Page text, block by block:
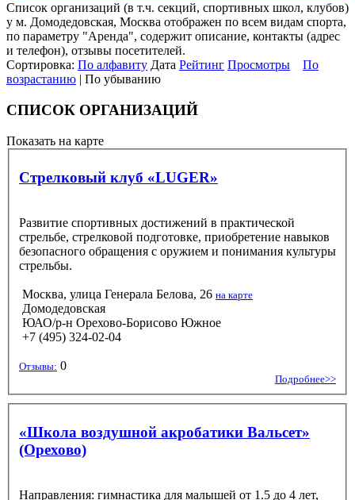
Список организаций (в т.ч. секций, спортивных школ, клубов)
у м. Домодедовская, Москва отображен по всем видам спорта,
по параметру "Аренда", содержит описание, контакты (адрес
и телефон), отзывы посетителей.
Сортировка: По алфавиту Дата Рейтинг Просмотры
По
возрастанию | По убыванию
СПИСОК ОРГАНИЗАЦИЙ
Показать на карте
Стрелковый клуб «LUGER»
Развитие спортивных достижений в практической
стрельбе, стрелковой подготовке, приобретение навыков
безопасного обращения с оружием и понимания культуры
стрельбы.
Москва, улица Генерала Белова, 26 на карте
Домодедовская
ЮАО/р-н Орехово-Борисово Южное
+7 (495) 324-02-04
Отзывы: 0
Подробнее>>
«Школа воздушной акробатики Вальсет»
(Орехово)
Направления: гимнастика для малышей от 1.5 до 4 лет,